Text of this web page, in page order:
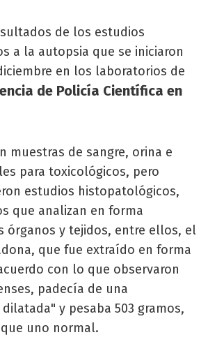
de los estudios
a la autopsia que se iniciaron
en los laboratorios de
de Policía Científica en
muestras de sangre, orina e
para toxicológicos, pero
estudios histopatológicos,
que analizan en forma
órganos y tejidos, entre ellos, el
que fue extraído en forma
con lo que observaron
padecía de una
y pesaba 503 gramos,
uno normal.